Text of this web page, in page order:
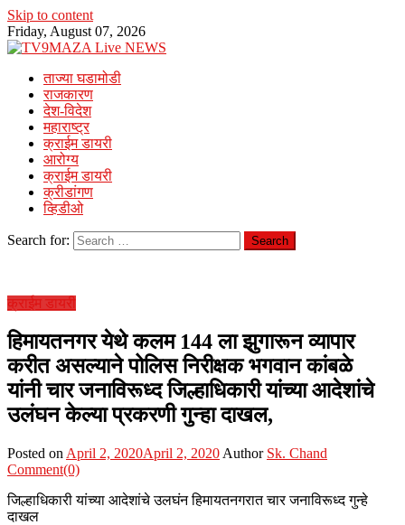
Skip to content
Friday, August 07, 2026
ताज्या घडामोडी
राजकारण
देश-विदेश
महाराष्ट्र
क्राईम डायरी
आरोग्य
क्राईम डायरी
क्रीडांगण
व्हिडीओ
Search for:
क्राईम डायरी
हिमायतनगर येथे कलम 144 ला झुगारून व्यापार
करीत असल्याने पोलिस निरीक्षक भगवान कांबळे
यांनी चार जनाविरूध्द जिल्हाधिकारी यांच्या आदेशांचे
उलंघन केल्या प्रकरणी गुन्हा दाखल,
Posted on April 2, 2020April 2, 2020 Author Sk. Chand
Comment(0)
जिल्हाधिकारी यांच्या आदेशांचे उलघंन हिमायतनगरात चार जनाविरूध्द गुन्हे
दाखल